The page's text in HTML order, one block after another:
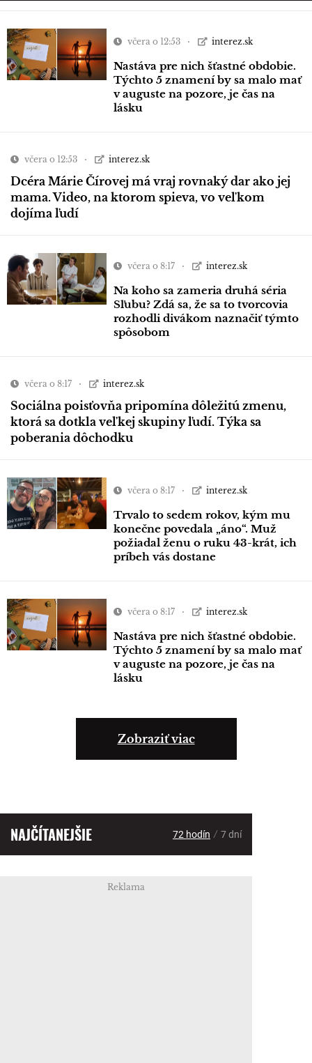
včera o 12:53 interez.sk
Nastáva pre nich šťastné obdobie.
Týchto 5 znamení by sa malo mať
v auguste na pozore, je čas na
lásku
včera o 12:53 interez.sk
Dcéra Márie Čírovej má vraj rovnaký dar ako jej
mama. Video, na ktorom spieva, vo veľkom
dojíma ľudí
včera o 8:17 interez.sk
Na koho sa zameria druhá séria
Sľubu? Zdá sa, že sa to tvorcovia
rozhodli divákom naznačiť týmto
spôsobom
včera o 8:17 interez.sk
Sociálna poisťovňa pripomína dôležitú zmenu,
ktorá sa dotkla veľkej skupiny ľudí. Týka sa
poberania dôchodku
včera o 8:17 interez.sk
Trvalo to sedem rokov, kým mu
konečne povedala „áno“. Muž
požiadal ženu o ruku 43-krát, ich
príbeh vás dostane
včera o 8:17 interez.sk
Nastáva pre nich šťastné obdobie.
Týchto 5 znamení by sa malo mať
v auguste na pozore, je čas na
lásku
Zobraziť viac
NAJČÍTANEJŠIE 72 hodín / 7 dní
Reklama